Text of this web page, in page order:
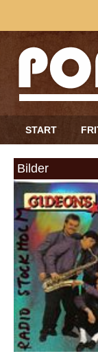
START
Bilder